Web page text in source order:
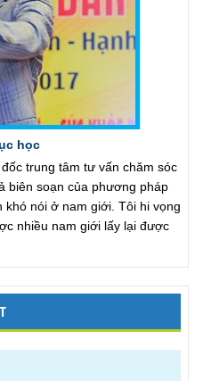
học
trung tâm tư vấn chăm sóc
biên soạn của phương pháp
nói ở nam giới. Tôi hi vọng
nhiều nam giới lấy lại được